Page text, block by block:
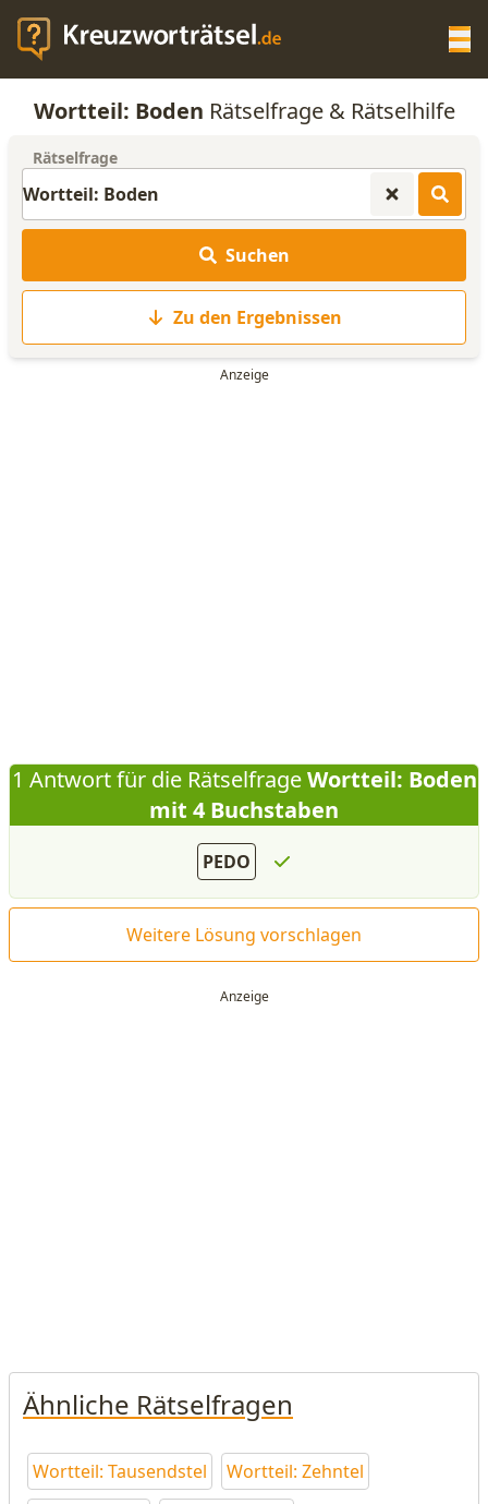
KREUZWORTRÄTSEL-HILFE
ANAGRAMM-GENERATOR
Wortteil: Boden Rätselfrage & Rätselhilfe
Rätselfrage
Suchen
Zu den Ergebnissen
1 Antwort für die RätselfrageWortteil: Boden
mit 4 Buchstaben
PEDO
Weitere Lösung vorschlagen
Ähnliche Rätselfragen
Wortteil: Tausendstel
Wortteil: Zehntel